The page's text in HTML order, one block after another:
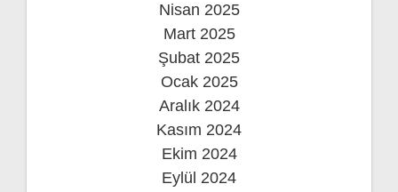
Nisan 2025
Mart 2025
Şubat 2025
Ocak 2025
Aralık 2024
Kasım 2024
Ekim 2024
Eylül 2024